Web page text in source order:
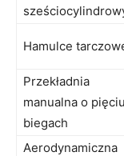
Hamulce
Przekładnia
manualna o pięciu
biegach
Aerodynamiczna